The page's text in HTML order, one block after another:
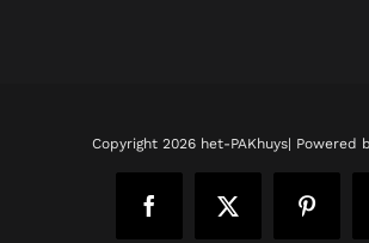
Copyright 2026 het-PAKhuys| Powered
FacebookX